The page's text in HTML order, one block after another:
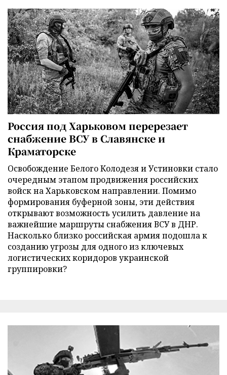
Россия под Харьковом перерезает
снабжение ВСУ в Славянске и
Краматорске
Освобождение Белого Колодезя и Устиновки стало
очередным этапом продвижения российских
войск на Харьковском направлении. Помимо
формирования буферной зоны, эти действия
открывают возможность усилить давление на
важнейшие маршруты снабжения ВСУ в ДНР.
Насколько близко российская армия подошла к
созданию угрозы для одного из ключевых
логистических коридоров украинской
группировки?